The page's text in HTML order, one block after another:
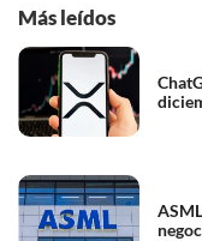
Más leídos